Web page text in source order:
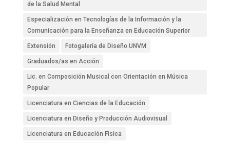
de la Salud Mental
Especialización en Tecnologías de la Información y la
Comunicación para la Enseñanza en Educación Superior
Extensión Fotogalería de Diseño.UNVM
Graduados/as en Acción
Lic. en Composición Musical con Orientación en Música
Popular
Licenciatura en Ciencias de la Educación
Licenciatura en Diseño y Producción Audiovisual
Licenciatura en Educación Física